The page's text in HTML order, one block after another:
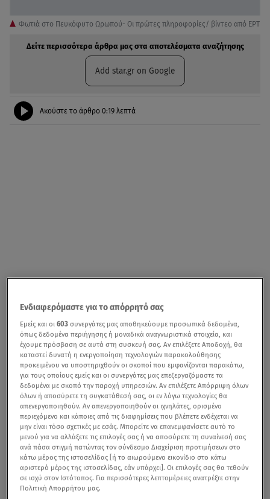
Φωτιά στο Πευκόφυτο Ωρωπού- Οι πρώτες πληροφορίες/ βίντεο από ΕΡΤ
Δείτε περισσότερα άρθρα μας στα αποτελέσματα αναζήτησης
Add star.gr on Google
Ακούστε το άρθρο 0:19 λεπτά
Ενδιαφερόμαστε για το απόρρητό σας
Εμείς και οι603 συνεργάτες μας αποθηκεύουμε προσωπικά δεδομένα,
όπως δεδομένα περιήγησης ή μοναδικά αναγνωριστικά στοιχεία, και
έχουμε πρόσβαση σε αυτά στη συσκευή σας. Αν επιλέξετε Αποδοχή, θα
καταστεί δυνατή η ενεργοποίηση τεχνολογιών παρακολούθησης
προκειμένου να υποστηριχθούν οι σκοποί που εμφανίζονται παρακάτω,
για τους οποίους εμείς και οι συνεργάτες μας επεξεργαζόμαστε τα
δεδομένα με σκοπό την παροχή υπηρεσιών. Αν επιλέξετε Απόρριψη όλων
όλων ή αποσύρετε τη συγκατάθεσή σας, οι εν λόγω τεχνολογίες θα
απενεργοποιηθούν. Αν απενεργοποιηθούν οι ιχνηλάτες, ορισμένο
περιεχόμενο και κάποιες από τις διαφημίσεις που βλέπετε ενδέχεται να
μην είναι τόσο σχετικές με εσάς. Μπορείτε να επανεμφανίσετε αυτό το
μενού για να αλλάξετε τις επιλογές σας ή να αποσύρετε τη συναίνεσή σας
ανά πάσα στιγμή πατώντας τον σύνδεσμο Διαχείριση προτιμήσεων στο
κάτω μέρος της ιστοσελίδας [ή το αιωρούμενο εικονίδιο στο κάτω
αριστερό μέρος της ιστοσελίδας, εάν υπάρχει]. Οι επιλογές σας θα τεθούν
σε ισχύ στον Ιστότοπος. Για περισσότερες λεπτομέρειες ανατρέξτε στην
Πολιτική Απορρήτου μας.